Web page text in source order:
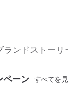
ランドストーリ
ペーン すべてを